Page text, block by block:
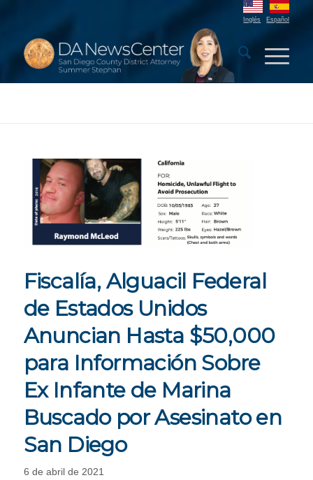
Inglés Español
Fiscalía, Alguacil Federal
de Estados Unidos
Anuncian Hasta $50,000
para Información Sobre
Ex Infante de Marina
Buscado por Asesinato en
San Diego
6 de abril de 2021